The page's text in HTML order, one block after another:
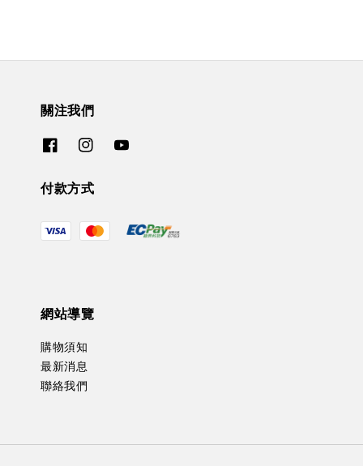
關注我們
付款方式
網站導覽
購物須知
最新消息
聯絡我們